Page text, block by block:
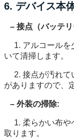
6. デバイス本
– 接点（バッテ
1. アルコールを
いて清掃します。
2. 接点が汚れて
がありますので、
– 外装の掃除:
1. 柔らかい布や
取ります。